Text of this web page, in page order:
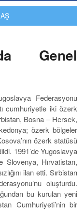
Genel
Federasyonu
cumhuriyetle iki özerk
Bosna – Hersek,
özerk bölgeler
özerk statüsü
1991’de Yugoslavya
Slovenya, Hırvatistan,
ilan etti. Sırbistan
oluşturdu.
bu kurulan yeni
Cumhuriyeti’nin bir